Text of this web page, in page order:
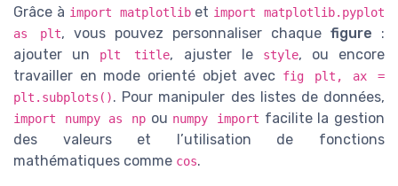
Grâce à import matplotlibet import matplotlib.pyplot
as plt, vous pouvez personnaliser chaque figure :
ajouter un
plt title, ajuster le style, ou encore
travailler en mode orienté objet avec fig plt, ax =
plt.subplots(). Pour manipuler des listes de données,
import numpy as np ou numpy import facilite la gestion
des valeurs et l’utilisation de fonctions
mathématiques comme cos.